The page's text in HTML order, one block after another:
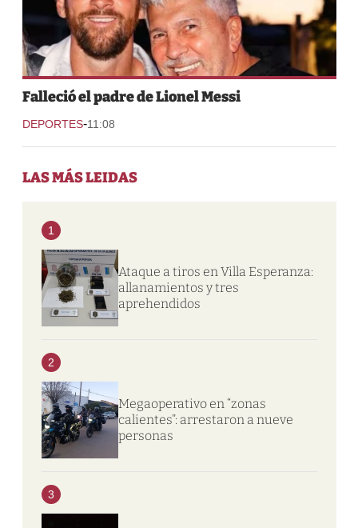
Falleció el padre de Lionel Messi
DEPORTES-11:08
LAS MÁS LEIDAS
1
Ataque a tiros en Villa Esperanza:
allanamientos y tres
aprehendidos
2
Megaoperativo en “zonas
calientes”: arrestaron a nueve
personas
3